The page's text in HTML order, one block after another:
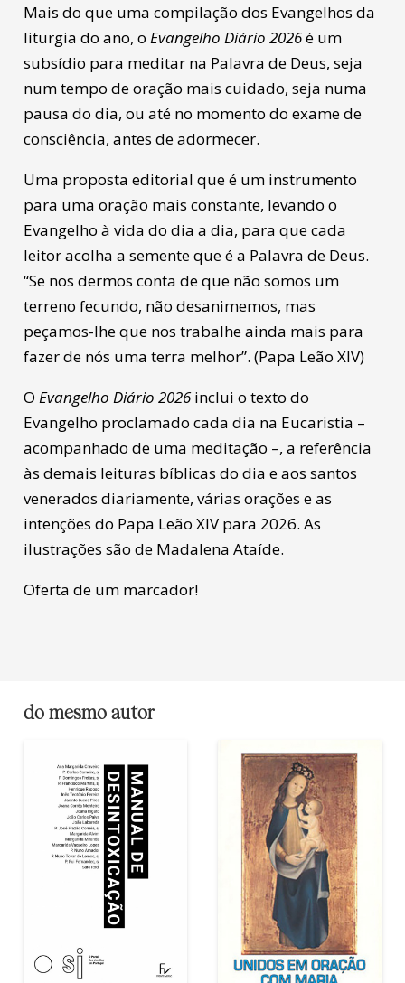
Mais do que uma compilação dos Evangelhos da
liturgia do ano, o Evangelho Diário 2026é um
subsídio para meditar na Palavra de Deus, seja
num tempo de oração mais cuidado, seja numa
pausa do dia, ou até no momento do exame de
consciência, antes de adormecer.
Uma proposta editorial que é um instrumento
para uma oração mais constante, levando o
Evangelho à vida do dia a dia, para que cada
leitor acolha a semente que é a Palavra de Deus.
“Se nos dermos conta de que não somos um
terreno fecundo, não desanimemos, mas
peçamos-lhe que nos trabalhe ainda mais para
fazer de nós uma terra melhor”. (Papa Leão XIV)
O Evangelho Diário 2026inclui o texto do
Evangelho proclamado cada dia na Eucaristia –
acompanhado de uma meditação –, a referência
às demais leituras bíblicas do dia e aos santos
venerados diariamente, várias orações e as
intenções do Papa Leão XIV para 2026. As
ilustrações são de Madalena Ataíde.
Oferta de um marcador!
do mesmo autor